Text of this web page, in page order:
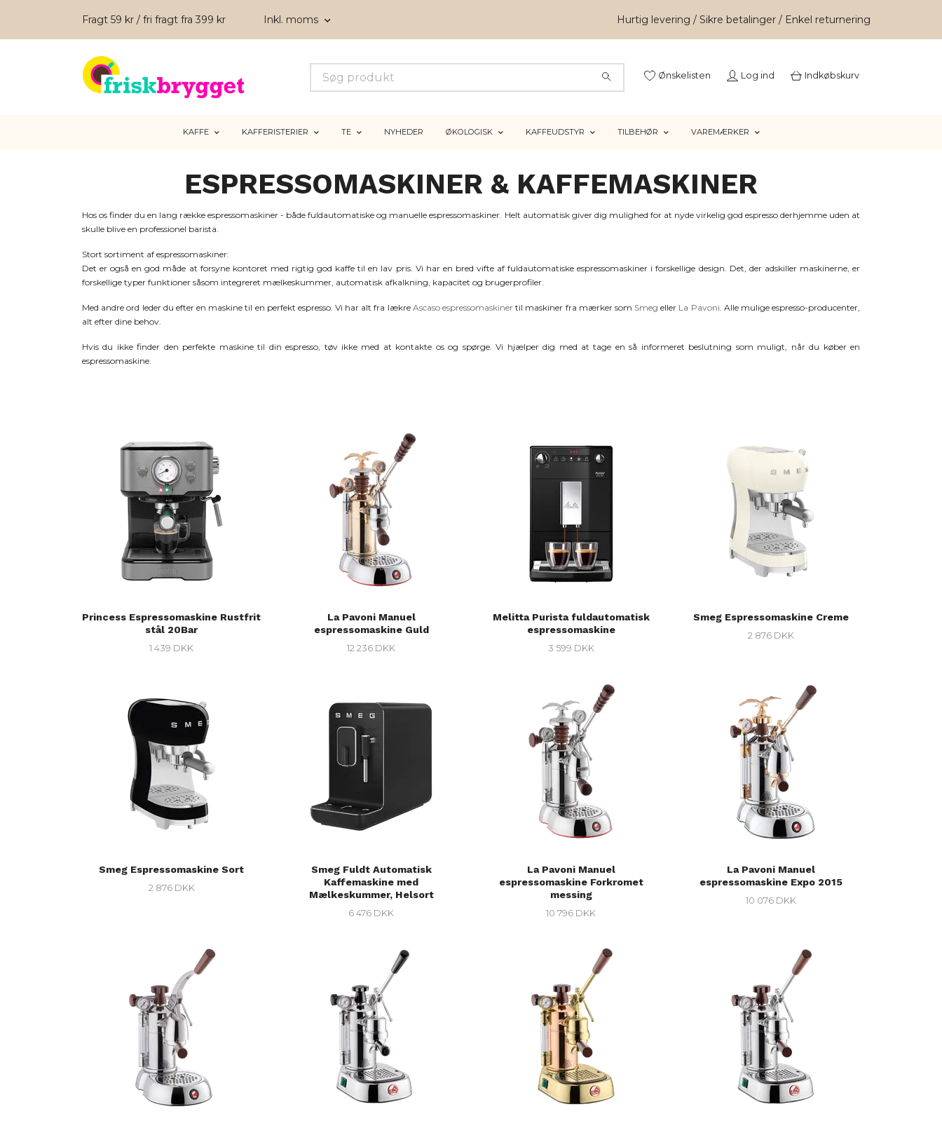
Fragt 59 kr / fri fragt fra 399 kr Inkl. moms Hurtig levering / Sikre betalinger / Enkel returnering
Ønskelisten Log ind Indkøbskurv
KAFFE KAFFERISTERIER TE NYHEDER ØKOLOGISK KAFFEUDSTYR TILBEHØR VAREMÆRKER
ESPRESSOMASKINER & KAFFEMASKINER
Hos os finder du en lang række espressomaskiner - både fuldautomatiske og manuelle espressomaskiner. Helt automatisk giver dig mulighed for at nyde virkelig god espresso derhjemme uden at
skulle blive en professionel barista.
Stort sortiment af espressomaskiner:
Det er også en god måde at forsyne kontoret med rigtig god kaffe til en lav pris. Vi har en bred vifte af fuldautomatiske espressomaskiner i forskellige design. Det, der adskiller maskinerne, er
forskellige typer funktioner såsom integreret mælkeskummer, automatisk afkalkning, kapacitet og brugerprofiler.
Med andre ord leder du efter en maskine til en perfekt espresso. Vi har alt fra lækre Ascaso espressomaskiner til maskiner fra mærker som Smeg eller La Pavoni. Alle mulige espresso-producenter,
alt efter dine behov.
Hvis du ikke finder den perfekte maskine til din espresso, tøv ikke med at kontakte os og spørge. Vi hjælper dig med at tage en så informeret beslutning som muligt, når du køber en
espressomaskine.
Princess Espressomaskine Rustfrit
stål 20Bar
1 439 DKK
La Pavoni Manuel
espressomaskine Guld
12 236 DKK
Melitta Purista fuldautomatisk
espressomaskine
3 599 DKK
Smeg Espressomaskine Creme
2 876 DKK
Smeg Espressomaskine Sort
2 876 DKK
Smeg Fuldt Automatisk
Kaffemaskine med
Mælkeskummer, Helsort
6 476 DKK
La Pavoni Manuel
espressomaskine Forkromet
messing
10 796 DKK
La Pavoni Manuel
espressomaskine Expo 2015
10 076 DKK